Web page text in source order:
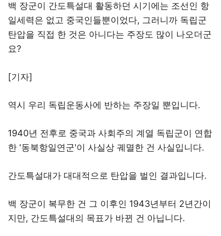
백 장군이 간도특설대 활동하던 시기에는 조선인 항
일세력은 없고 중국인들뿐이었다, 그러니까 독립군
탄압을 직접 한 것은 아니다는 주장도 많이 나오더군
요?
[기자]
역시 우리 독립운동사에 반하는 주장일 뿐입니다.
1940년 전후로 중국과 사회주의 계열 독립군이 연합
한 '동북항일연군'이 사실상 궤멸한 건 사실입니다.
간도특설대가 대대적으로 탄압을 벌인 결과입니다.
백 장군이 복무한 건 그 이후인 1943년부터 2년간이
지만, 간도특설대의 목표가 바뀐 건 아닙니다.